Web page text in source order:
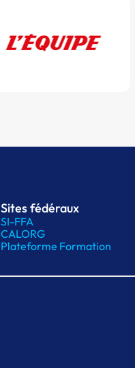
Sites fédéraux
SI-FFA
CALORG
Plateforme Formation